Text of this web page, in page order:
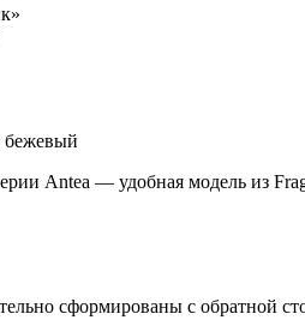
бежевый
Antea — удобная модель из
сформированы с обратной